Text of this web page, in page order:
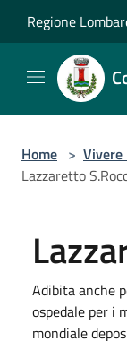
Regione
Home > Vivere
Lazzaretto
Adibita anche
ospedale per i
mondiale